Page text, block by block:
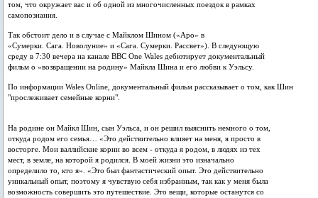
том, что окружает вас и об одной из многочисленных поездок в рамках
самопознания.
Так обстоит дело и в случае с Майклом Шином («Аро» в
«Сумерки. Сага. Новолуние» и «Сага. Сумерки. Рассвет»). В следующую
среду в 7:30 вечера на канале BBC One Wales дебютирует документальный
фильм о «возвращении на родину» Майкла Шина и его любви к Уэльсу.
По информации Wales Online, документальный фильм рассказывает о том, как Шин
"прослеживает семейные корни".
На родине он Майкл Шин, сын Уэльса, и он решил выяснить немного о том,
откуда родом его семья… «Это действительно влияет на меня, я просто в
восторге. Мои валлийские корни во всем - откуда я родом, в людях из тех
мест, в земле, на которой я родился. В моей жизни это изначально
определило то, кто я». «Это был фантастический опыт. Это действительно
уникальный опыт, поэтому я чувствую себя избранным, так как у меня была
возможность совершить это путешествие. Это вещи, которые останутся со